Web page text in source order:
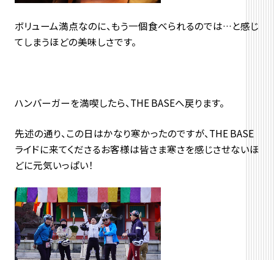
ボリューム満点なのに、もう一個食べられるのでは…と感じ
てしまうほどの美味しさです。
ハンバーガーを満喫したら、THE BASEへ戻ります。
先述の通り、この日はかなり寒かったのですが、THE BASE
ライドに来てくださるお客様は皆さま寒さを感じさせないほ
どに元気いっぱい！